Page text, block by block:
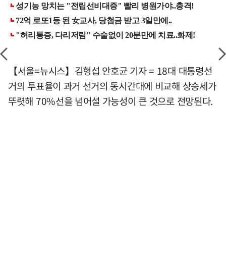
【서울=뉴시스】김형섭 안호균 기자 = 18대 대통령선
거의 투표율이 과거 선거의 동시간대에 비교해 상승세가
뚜렷해 70%선을 넘어설 가능성이 큰 것으로 전망된다.